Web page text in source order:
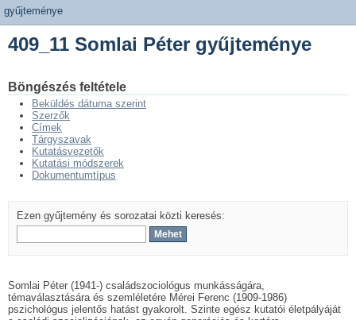
gyűjteménye
409_11 Somlai Péter gyűjteménye
Böngészés feltétele
Beküldés dátuma szerint
Szerzők
Címek
Tárgyszavak
Kutatásvezetők
Kutatási módszerek
Dokumentumtípus
Ezen gyűjtemény és sorozatai közti keresés:
Somlai Péter (1941-) családszociológus munkásságára,
témaválasztására és szemléletére Mérei Ferenc (1909-1986)
pszichológus jelentős hatást gyakorolt. Szinte egész kutatói életpályáját